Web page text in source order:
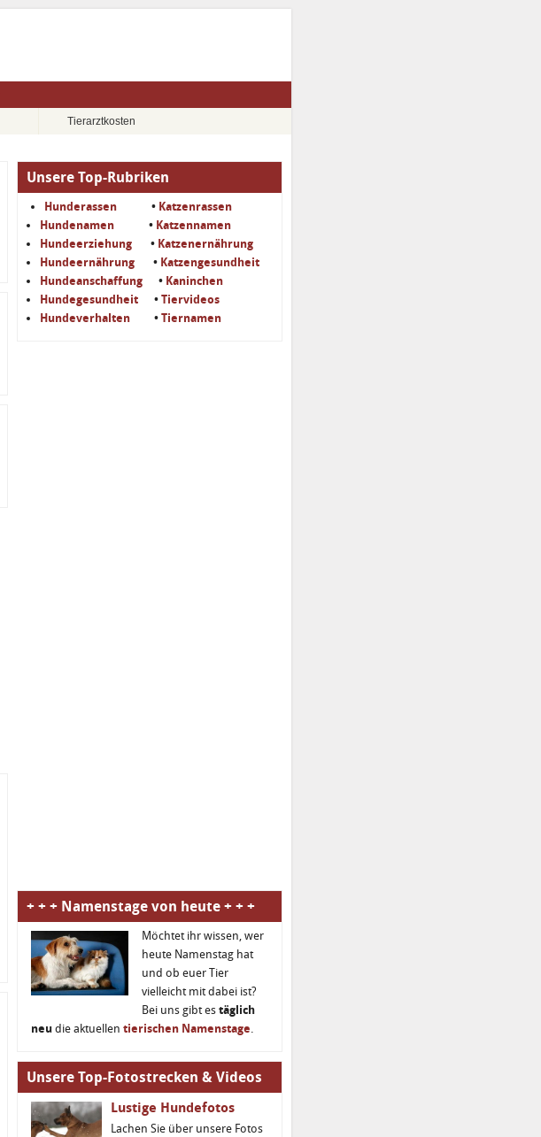
Tierarztkosten
Unsere Top-Rubriken
Hunderassen • Katzenrassen
Hundenamen
• Katzennamen
Hundeerziehung • Katzenernährung
Hundeernährung • Katzengesundheit
Hundeanschaffung • Kaninchen
Hundegesundheit • Tiervideos
Hundeverhalten • Tiernamen
+ + + Namenstage von heute + + +
Möchtet ihr wissen, wer
heute Namenstag hat
und ob euer Tier
vielleicht mit dabei ist?
Bei uns gibt es täglich
neu die aktuellen tierischen Namenstage.
Unsere Top-Fotostrecken & Videos
Lustige Hundefotos
Lachen Sie über unsere Fotos